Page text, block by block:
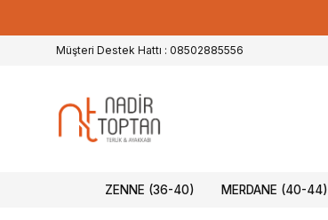
Müşteri Destek Hattı : 08502885556
ZENNE (36-40) MERDANE (40-44)